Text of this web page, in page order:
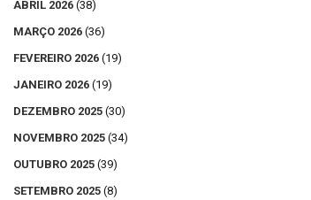
ABRIL 2026 (38)
MARÇO 2026 (36)
FEVEREIRO 2026 (19)
JANEIRO 2026 (19)
DEZEMBRO 2025 (30)
NOVEMBRO 2025 (34)
OUTUBRO 2025 (39)
SETEMBRO 2025 (8)